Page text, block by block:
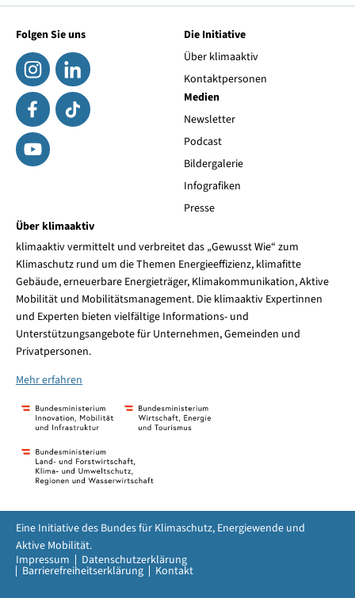
Folgen Sie uns
Die Initiative
Über klimaaktiv
Kontaktpersonen
Medien
Newsletter
Podcast
Bildergalerie
Infografiken
Presse
Über klimaaktiv
klimaaktiv vermittelt und verbreitet das „Gewusst Wie“ zum
Klimaschutz rund um die Themen Energieeffizienz, klimafitte
Gebäude, erneuerbare Energieträger, Klimakommunikation, Aktive
Mobilität und Mobilitätsmanagement. Die klimaaktiv Expertinnen
und Experten bieten vielfältige Informations- und
Unterstützungsangebote für Unternehmen, Gemeinden und
Privatpersonen.
Mehr erfahren
Impressum Datenschutzerklärung
Barrierefreiheitserklärung Kontakt
Eine Initiative des Bundes für Klimaschutz, Energiewende und
Aktive Mobilität.